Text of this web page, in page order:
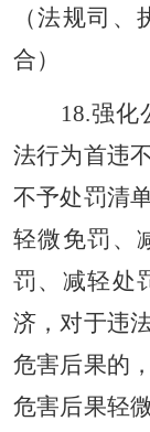
（法规司
合）
18.强
法行为首违
不予处罚清
轻微免罚、
罚、减轻处
济，对于违
危害后果的
危害后果轻